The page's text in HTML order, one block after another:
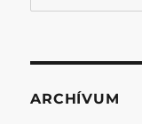
ARCHÍVUM